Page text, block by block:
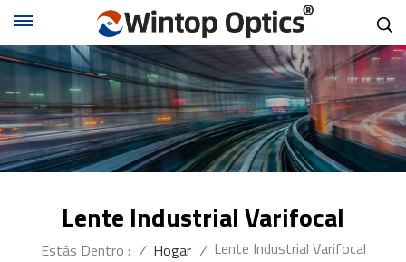
Lente Industrial Varifocal
Estás Dentro : / Hogar / Lente Industrial Varifocal